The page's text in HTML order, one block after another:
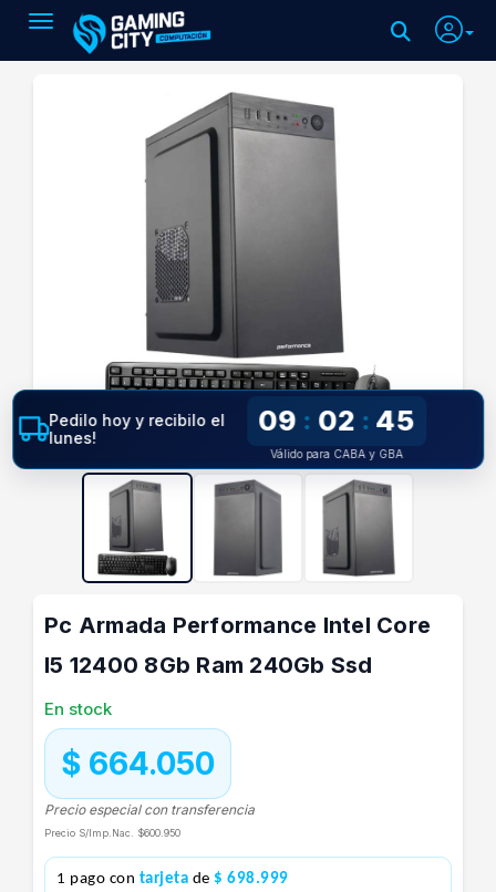
Toggle navigation
Pc Armada Performance Intel Core
I5 12400 8Gb Ram 240Gb Ssd
En stock
$ 664.050
Precio especial con transferencia
Precio S/Imp.Nac. $600.950
1 pago con tarjeta de $ 698.999
Pedilo hoy y recibilo el
lunes!
09 : 02 : 44
Válido para CABA y GBA